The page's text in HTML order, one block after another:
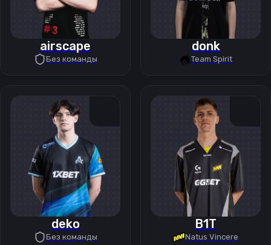
airscape
Без команды
donk
Team Spirit
deko
Без команды
B1T
Natus Vincere